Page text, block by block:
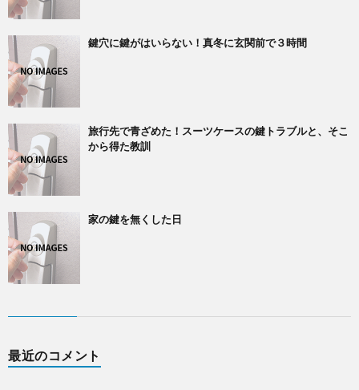
鍵穴に鍵がはいらない！真冬に玄関前で３時間
旅行先で青ざめた！スーツケースの鍵トラブルと、そこ
から得た教訓
家の鍵を無くした日
最近のコメント